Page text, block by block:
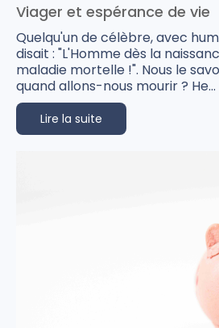
Viager et espérance de vie
Quelqu'un de célèbre, avec
disait : "L'Homme dès la
maladie mortelle !". Nous le
quand allons-nous mourir ? He...
Lire la suite